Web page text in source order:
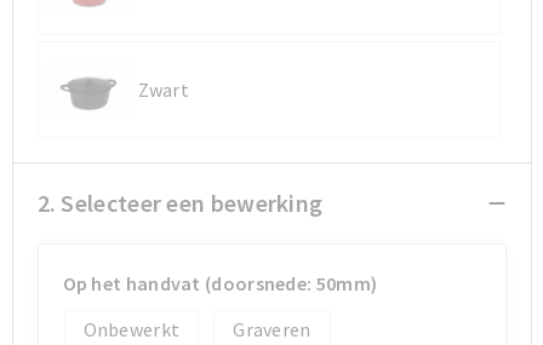
Koeltassen en Koelboxen
Strandtassen
Koeltassen en Koelboxen
Strandtassen
Zwart
2. Selecteer een bewerking
Op het handvat (doorsnede: 50mm)
Onbewerkt
Graveren